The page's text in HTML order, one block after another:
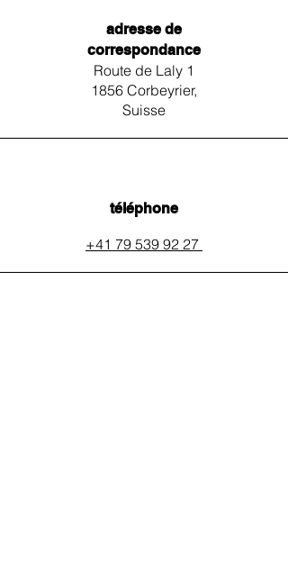
adresse de
correspondance
Route de Laly 1
1856 Corbeyrier,
Suisse
téléphone
+41 79 539 92 27